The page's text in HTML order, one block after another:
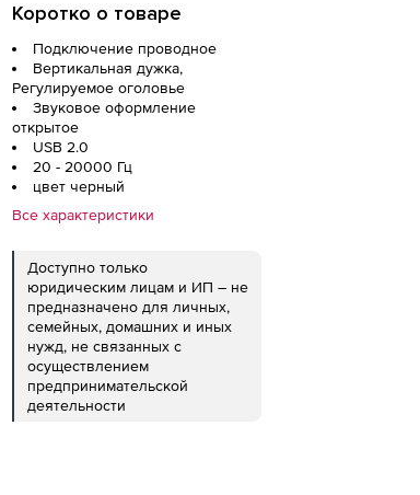
Коротко о товаре
Подключение проводное
Вертикальная дужка,
Регулируемое оголовье
Звуковое оформление
открытое
USB 2.0
20 - 20000 Гц
цвет черный
Все характеристики
Доступно только
юридическим лицам и ИП – не
предназначено для личных,
семейных, домашних и иных
нужд, не связанных с
осуществлением
предпринимательской
деятельности